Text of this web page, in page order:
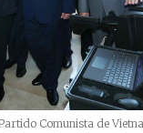
Comunista de